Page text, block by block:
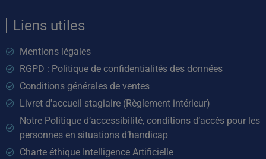
Liens utiles
Mentions légales
RGPD : Politique de confidentialités des données
Conditions générales de ventes
Livret d'accueil stagiaire (Règlement intérieur)
Notre Politique d’accessibilité, conditions d’accès pour les
personnes en situations d’handicap
Charte éthique Intelligence Artificielle